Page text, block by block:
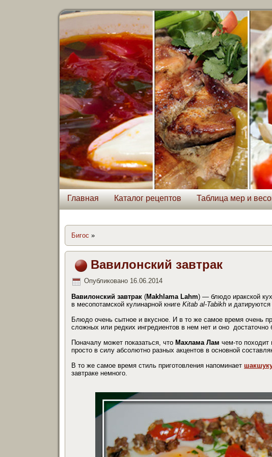
Главная Каталог рецептов Таблица мер и
Бигос »
Вавилонский завтрак
Опубликовано 16.06.2014
Вавилонский завтрак (Makhlama Lahm) — блюдо иракской
в месопотамской кулинарной книге Kitab al-Tabikh и датируются
Блюдо очень сытное и вкусное. И в то же самое время очень
сложных или редких ингредиентов в нем нет и оно достаточно
Поначалу может показаться, что Махлама Лам чем-то походит
просто в силу абсолютно разных акцентов в основной
В то же самое время стиль приготовления напоминает
завтраке немного.